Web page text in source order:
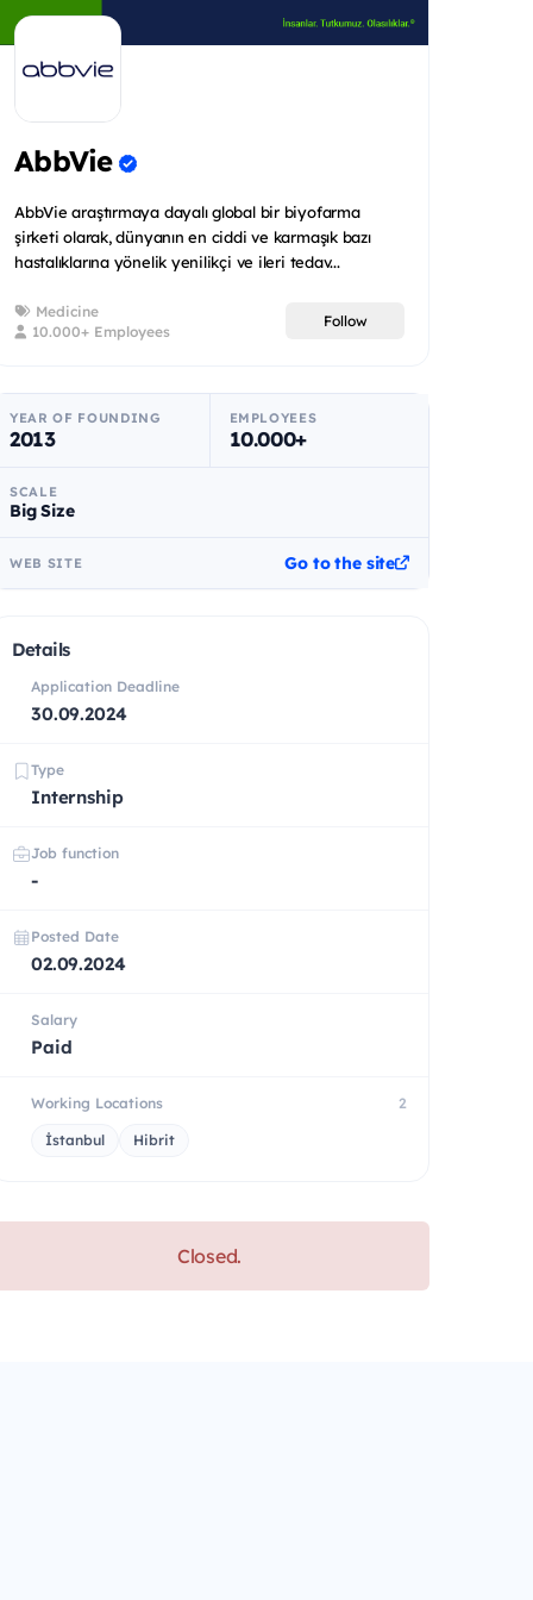
AbbVie
AbbVie araştırmaya dayalı global bir biyofarma
şirketi olarak, dünyanın en ciddi ve karmaşık bazı
hastalıklarına yönelik yenilikçi ve ileri tedav...
Medicine
10.000+ Employees
Follow
YEAR OF FOUNDING
2013
EMPLOYEES
10.000+
SCALE
Big Size
WEB SITE Go to the site
Details
Application Deadline
30.09.2024
Type
Internship
Job function
-
Posted Date
02.09.2024
Salary
Paid
Working Locations 2
İstanbul Hibrit
Closed.